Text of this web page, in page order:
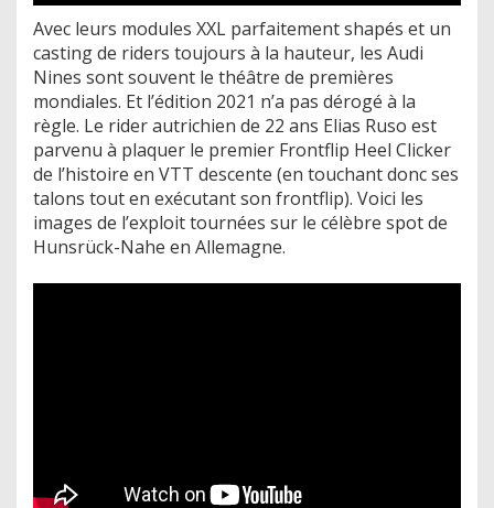
Avec leurs modules XXL parfaitement shapés et un
casting de riders toujours à la hauteur, les Audi
Nines sont souvent le théâtre de premières
mondiales. Et l’édition 2021 n’a pas dérogé à la
règle. Le rider autrichien de 22 ans Elias Ruso est
parvenu à plaquer le premier Frontflip Heel Clicker
de l’histoire en VTT descente (en touchant donc ses
talons tout en exécutant son frontflip). Voici les
images de l’exploit tournées sur le célèbre spot de
Hunsrück-Nahe en Allemagne.